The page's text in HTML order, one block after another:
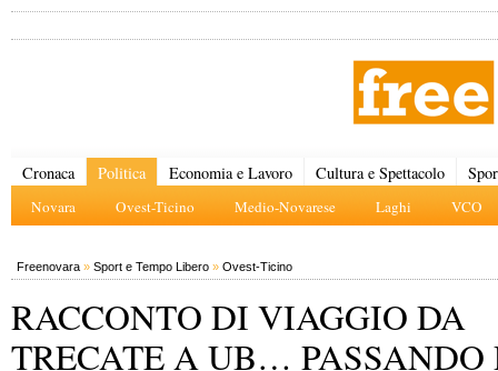
Cronaca Politica
Novara Ovest-Ticino Medio-Novarese Laghi VCO
Economia e Lavoro Cultura e Spettacolo
Freenovara » Sport e Tempo Libero » Ovest-Ticino
RACCONTO DI VIAGGIO DA
TRECATE A UB… PASSANDO